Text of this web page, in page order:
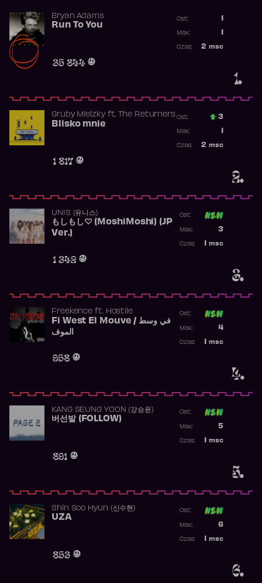
1.
Bryan Adams
Run To You
35 844
Ost.:
Max:
2 msc
Czas:
2.
Gruby Mielzkyft. The Returners
Blisko mnie
1 817
Ost.: 3
Max:
2 msc
Czas:
3.
UNIS (유니스)
もしもし♡ (MoshiMoshi) (JP
Ver.)
1 342
Ost:
3
Max:
msc
Czas:
4.
Freekence ft. Hostile
Fi West El Mouve / في وسط
الموف
958
Ost:
4
Max:
msc
Czas:
5.
KANG SEUNG YOON (강승윤)
버선발 (FOLLOW)
891
Ost:
5
Max:
msc
Czas:
6.
Shin Soo Hyun (신수현)
UZA
853
Ost:
6
Max:
msc
Czas: